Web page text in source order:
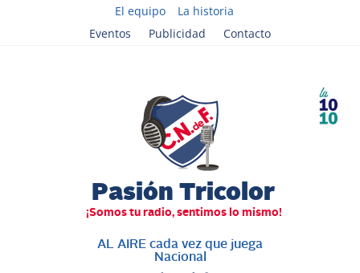
El equipo
La historia
Eventos
Publicidad Contacto
AL AIRE cada vez que juega
Nacional